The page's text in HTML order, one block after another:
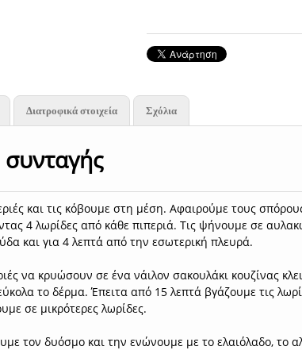
Διατροφικά στοιχεία Σχόλια
συνταγής
και τις κόβουμε στη μέση. Αφαιρούμε τους
4 λωρίδες από κάθε πιπεριά. Τις ψήνουμε σε
και για 4 λεπτά από την εσωτερική πλευρά.
να κρυώσουν σε ένα νάιλον σακουλάκι κουζίνας
το δέρμα. Έπειτα από 15 λεπτά βγάζουμε τις
σε μικρότερες λωρίδες.
τον δυόσμο και την ενώνουμε με το ελαιόλαδο, το